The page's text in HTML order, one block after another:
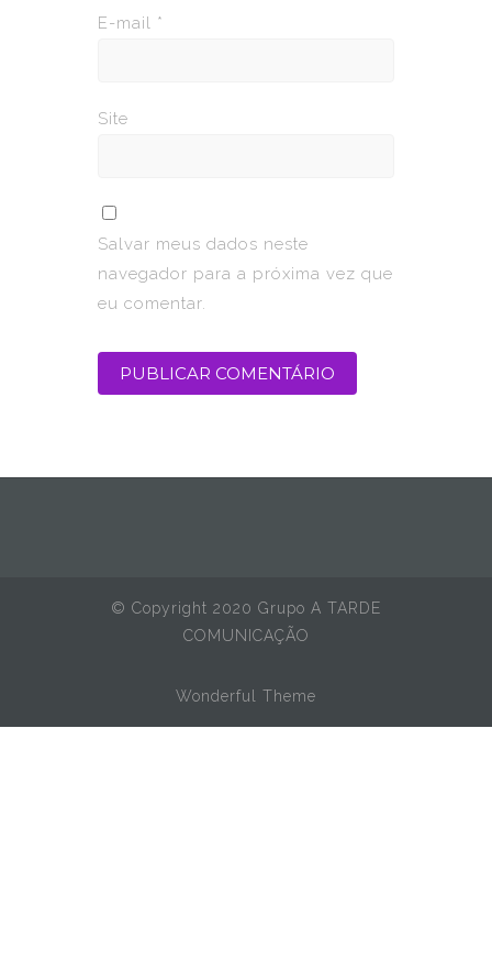
E-mail *
Site
Salvar meus dados neste
navegador para a próxima vez que
eu comentar.
© Copyright 2020 Grupo A TARDE
COMUNICAÇÃO
Wonderful Theme